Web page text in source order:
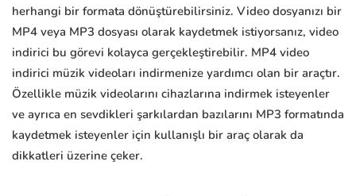
herhangi bir formata dönüştürebilirsiniz. Video dosyanızı bir
MP4 veya MP3 dosyası olarak kaydetmek istiyorsanız, video
indirici bu görevi kolayca gerçekleştirebilir. MP4 video
indirici müzik videoları indirmenize yardımcı olan bir araçtır.
Özellikle müzik videolarını cihazlarına indirmek isteyenler
ve ayrıca en sevdikleri şarkılardan bazılarını MP3 formatında
kaydetmek isteyenler için kullanışlı bir araç olarak da
dikkatleri üzerine çeker.